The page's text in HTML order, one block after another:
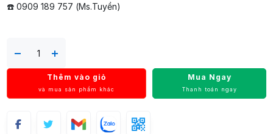
☎️ 0909 189 757 (Ms.Tuyền)
Thêm vào giỏ
và mua sản phẩm khác
Mua Ngay
Thanh toán ngay